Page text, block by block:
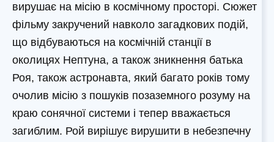
вирушає на місію в космічному просторі. Сюжет
фільму закручений навколо загадкових подій,
що відбуваються на космічній станції в
околицях Нептуна, а також зникнення батька
Роя, також астронавта, який багато років тому
очолив місію з пошуків позаземного розуму на
краю сонячної системи і тепер вважається
загиблим. Рой вирішує вирушити в небезпечну